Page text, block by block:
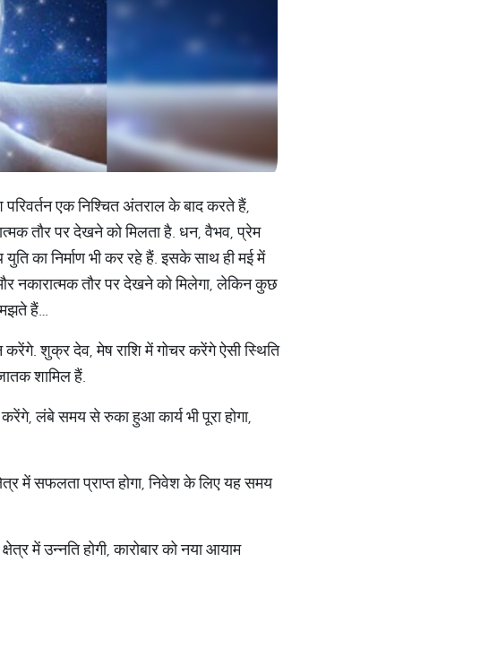
एक निश्चित अंतराल के बाद करते हैं,
तौर पर देखने को मिलता है. धन, वैभव, प्रेम
का निर्माण भी कर रहे हैं. इसके साथ ही मई में
नकारात्मक तौर पर देखने को मिलेगा, लेकिन कुछ
हैं…
शुक्र देव, मेष राशि में गोचर करेंगे ऐसी स्थिति
शामिल हैं.
लंबे समय से रुका हुआ कार्य भी पूरा होगा,
में सफलता प्राप्त होगा, निवेश के लिए यह समय
में उन्नति होगी, कारोबार को नया आयाम